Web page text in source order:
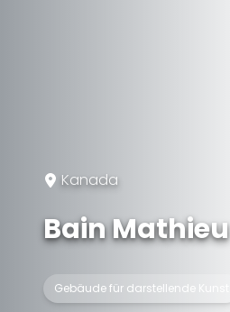
Kanada
Bain Mathieu
Gebäude für darstellende Kunst